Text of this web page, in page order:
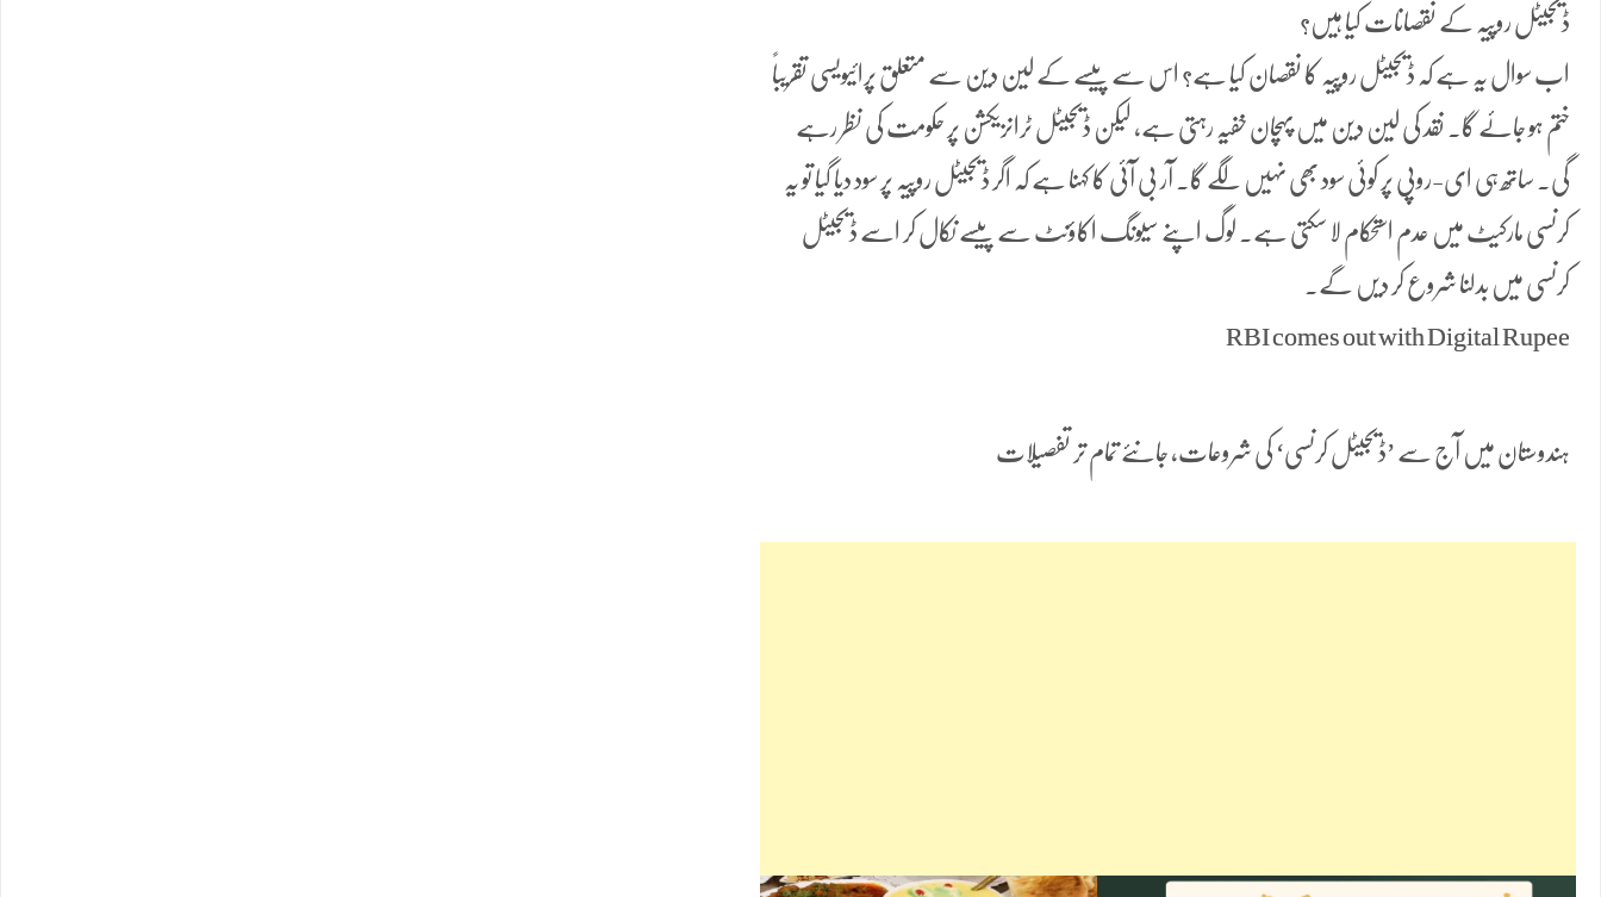
ڈیجیٹل روپیہ کے نقصانات کیا ہیں؟
اب سوال یہ ہے کہ ڈیجیٹل روپیہ کا نقصان کیا ہے؟ اس سے پیسے کے لین دین سے متعلق پرائیویسی تقریباً
ختم ہو جائے گا۔ نقد کی لین دین میں پہچان خفیہ رہتی ہے، لیکن ڈیجیٹل ٹرانزیکشن پر حکومت کی نظر رہے
گی۔ ساتھ ہی ای-روپی پر کوئی سود بھی نہیں لگے گا۔ آر بی آئی کا کہنا ہے کہ اگر ڈیجیٹل روپیہ پر سود دیا گیا تو یہ
کرنسی مارکیٹ میں عدم استحکام لا سکتی ہے۔ لوگ اپنے سیونگ اکاؤنٹ سے پیسے نکال کر اسے ڈیجیٹل
کرنسی میں بدلنا شروع کر دیں گے۔
RBI comes out with Digital Rupee
ہندوستان میں آج سے ’ڈیجیٹل کرنسی‘ کی شروعات، جانئے تمام تر تفصیلات